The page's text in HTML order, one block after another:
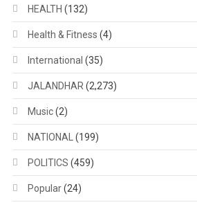
HEALTH (132)
Health & Fitness (4)
International (35)
JALANDHAR (2,273)
Music(2)
NATIONAL (199)
POLITICS (459)
Popular(24)